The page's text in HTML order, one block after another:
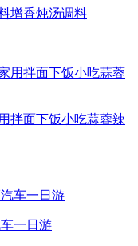
增香炖汤调料
拌面下饭小吃蒜蓉辣
一日游